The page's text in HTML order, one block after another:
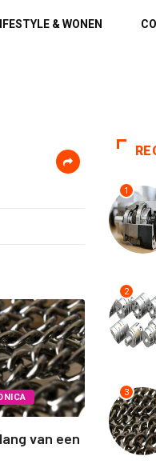
& WONEN
van een
TECH
Apex
1
2
3